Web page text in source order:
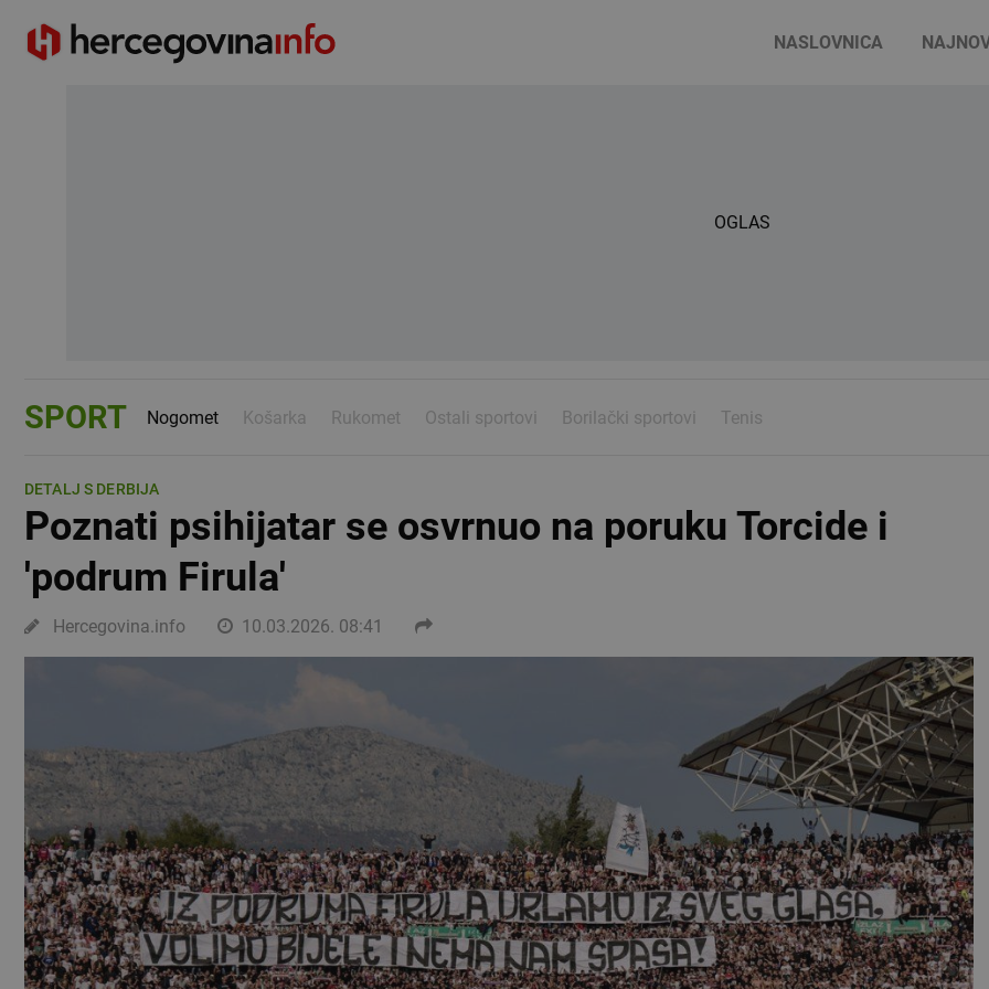
NASLOVNICA
OGLAS
SPORT Nogomet Košarka Rukomet Ostali sportovi Borilački sportovi Tenis
DETALJ S DERBIJA
Poznati psihijatar se osvrnuo na poruku Torcide i
'podrum Firula'
Hercegovina.info 10.03.2026. 08:41